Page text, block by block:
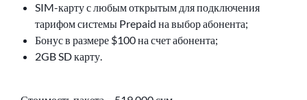
SIM-карту с любым открытым для подключения
тарифом системы Prepaid на выбор абонента;
Бонус в размере $100 на счет абонента;
2GB SD карту.